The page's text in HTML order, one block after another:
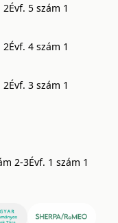
2Évf. 5 szám 1
2Évf. 4 szám 1
2Évf. 3 szám 1
2-3Évf. 1 szám 1